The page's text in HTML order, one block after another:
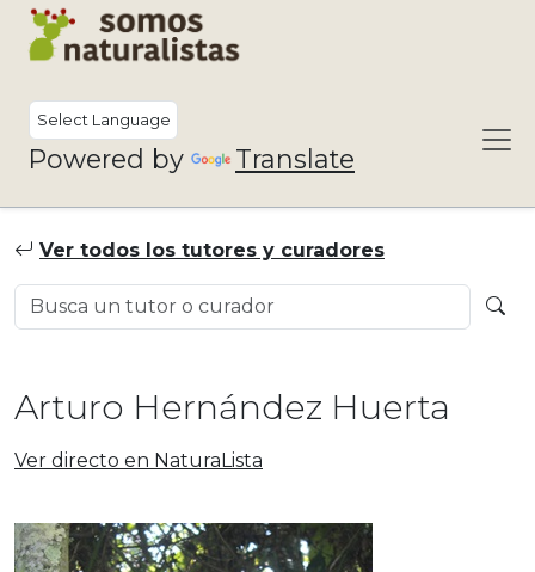
Powered by Translate
Ver todos los tutores y curadores
Arturo Hernández Huerta
Ver directo en NaturaLista